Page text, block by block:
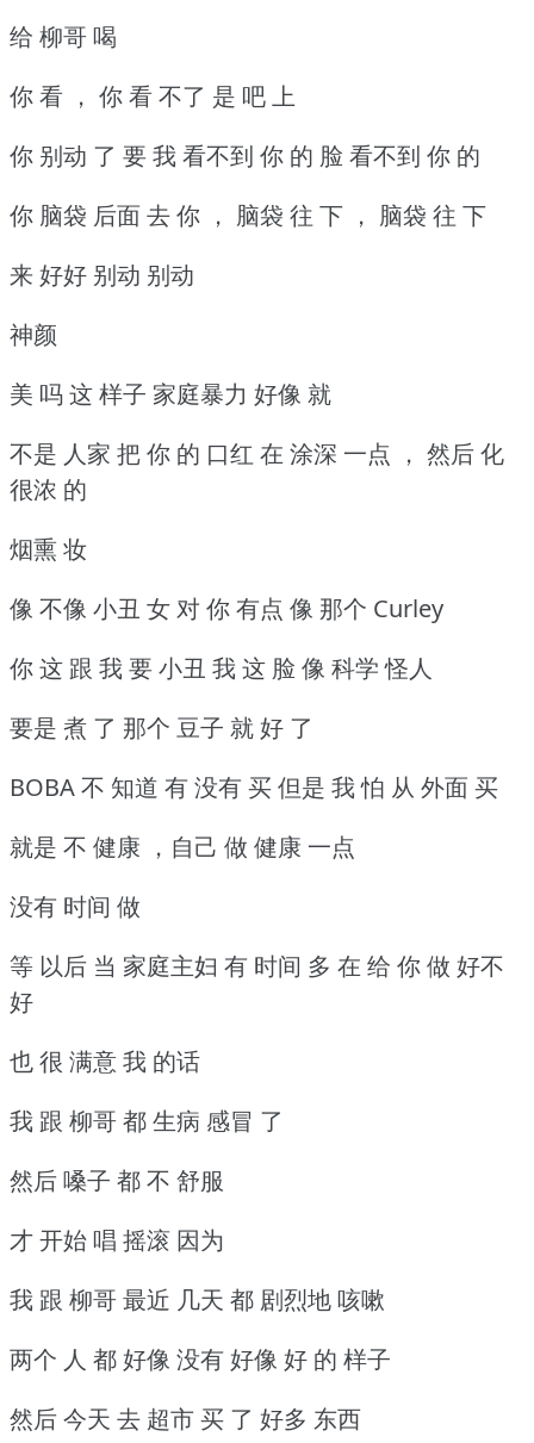
给 柳哥 喝
你 看 ， 你 看 不了 是 吧 上
你 别动 了 要 我 看不到 你 的 脸 看不到 你 的
你 脑袋 后面 去 你 ， 脑袋 往 下 ， 脑袋 往 下
来 好好 别动 别动
神颜
美 吗 这 样子 家庭暴力 好像 就
不是 人家 把 你 的 口红 在 涂深 一点 ， 然后 化
很浓 的
烟熏 妆
像 不像 小丑 女 对 你 有点 像 那个 Curley
你 这 跟 我 要 小丑 我 这 脸 像 科学 怪人
要是 煮 了 那个 豆子 就 好 了
BOBA 不 知道 有 没有 买 但是 我 怕 从 外面 买
就是 不 健康 ，自己 做 健康 一点
没有 时间 做
等 以后 当 家庭主妇 有 时间 多 在 给 你 做 好不
好
也 很 满意 我 的话
我 跟 柳哥 都 生病 感冒 了
然后 嗓子 都 不 舒服
才 开始 唱 摇滚 因为
我 跟 柳哥 最近 几天 都 剧烈地 咳嗽
两个 人 都 好像 没有 好像 好 的 样子
然后 今天 去 超市 买 了 好多 东西